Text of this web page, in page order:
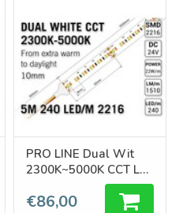
PRO LINE Dual Wit
2300K~5000K CCT Led
Strip | 5m 240 Leds
pm Type 2216 24V -
€86,00